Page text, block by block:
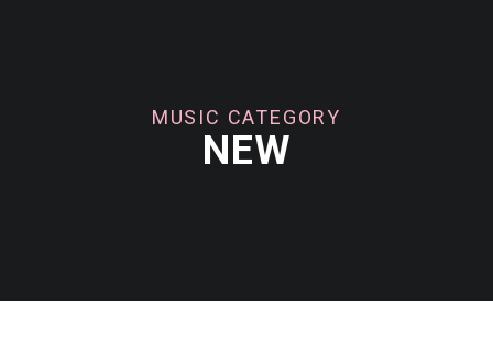
MUSIC CATEGORY
NEW